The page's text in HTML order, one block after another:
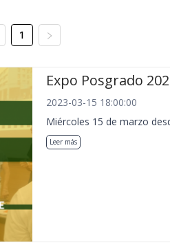
1
Expo Posgrado
2023-03-15 18:00:00
Miércoles 15 de marzo
Leer más